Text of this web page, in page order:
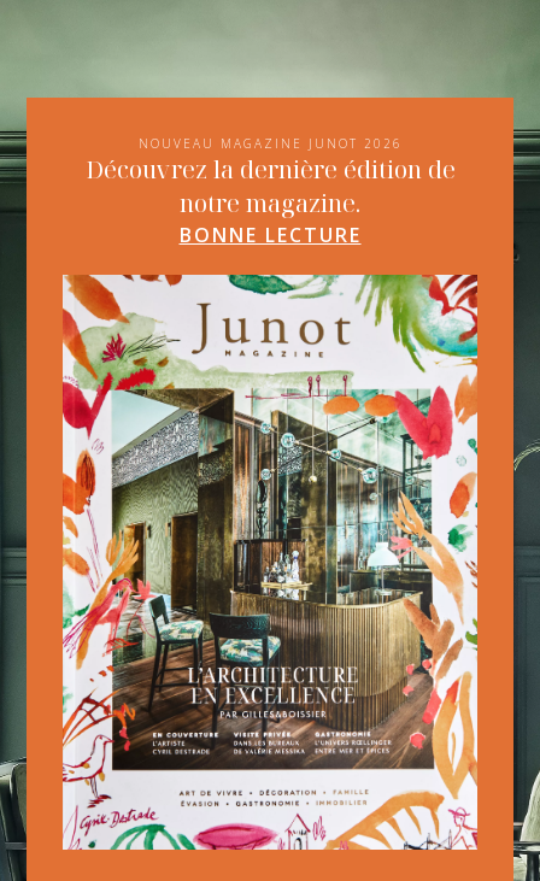
NOUVEAU MAGAZINE JUNOT 2026
Découvrez la dernière édition de
notre magazine.
BONNE LECTURE